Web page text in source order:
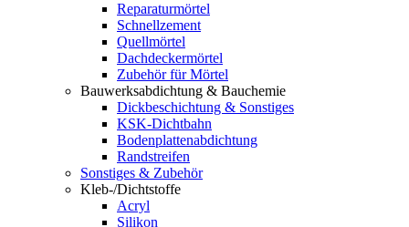
Reparaturmörtel
Schnellzement
Quellmörtel
Dachdeckermörtel
Zubehör für Mörtel
Bauwerksabdichtung & Bauchemie
Dickbeschichtung & Sonstiges
KSK-Dichtbahn
Bodenplattenabdichtung
Randstreifen
Sonstiges & Zubehör
Kleb-/Dichtstoffe
Acryl
Silikon